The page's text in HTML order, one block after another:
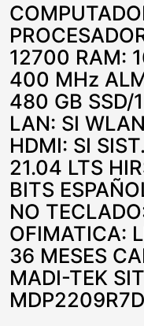
12700 RAM:
400 MHz
480 GB SSD/
LAN: SI
HDMI: SI
21.04 LTS
BITS
NO
OFIMATICA:
36 MESES
MADI-TEK